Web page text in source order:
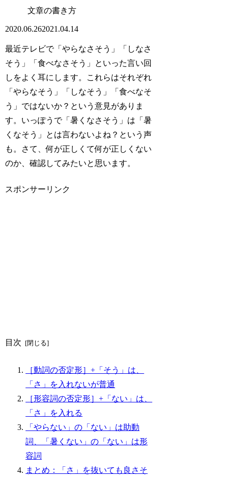
文章の書き方
2020.06.262021.04.14
最近テレビで「やらなさ そう」「しなさ
そう」「食べなさ そう」といった言い回
しをよく耳にします。これらはそれぞれ
「やらなそう」「しなそう」「食べなそ
う」ではないか？という意見がありま
す。いっぽうで「暑くなさ そう」は「暑
くなそう」とは言わないよね？という声
も。さて、何が正しくて何が正しくない
のか、確認してみたいと思います。
スポンサーリンク
目次
［動詞の否定形］+「そう」は、
「さ」を入れないが普通
［形容詞の否定形］+「ない」は、
「さ」を入れる
「やらない」の「ない」は助動
詞、「暑くない」の「ない」は形
容詞
まとめ：「さ」を抜いても良さそ